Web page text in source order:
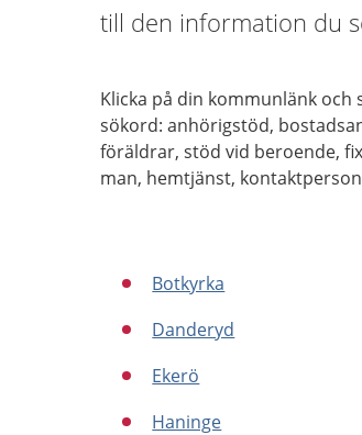
till den information du
Klicka på din kommunlänk och
sökord: anhörigstöd,
föräldrar, stöd vid beroende,
man, hemtjänst,
Botkyrka
Danderyd
Ekerö
Haninge